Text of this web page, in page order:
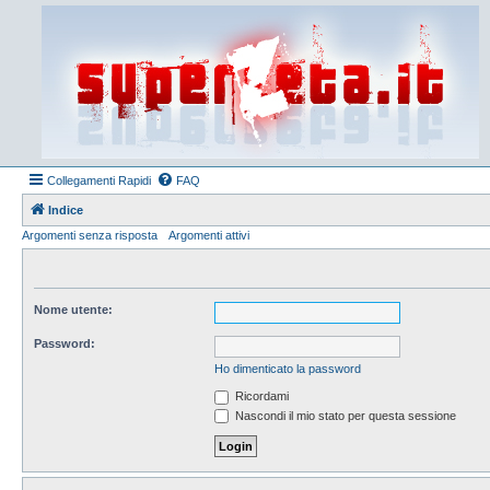
Collegamenti Rapidi FAQ
Indice
Argomenti senza risposta
Argomenti attivi
Nome utente:
Password:
Ho dimenticato la password
Ricordami
Nascondi il mio stato per questa sessione